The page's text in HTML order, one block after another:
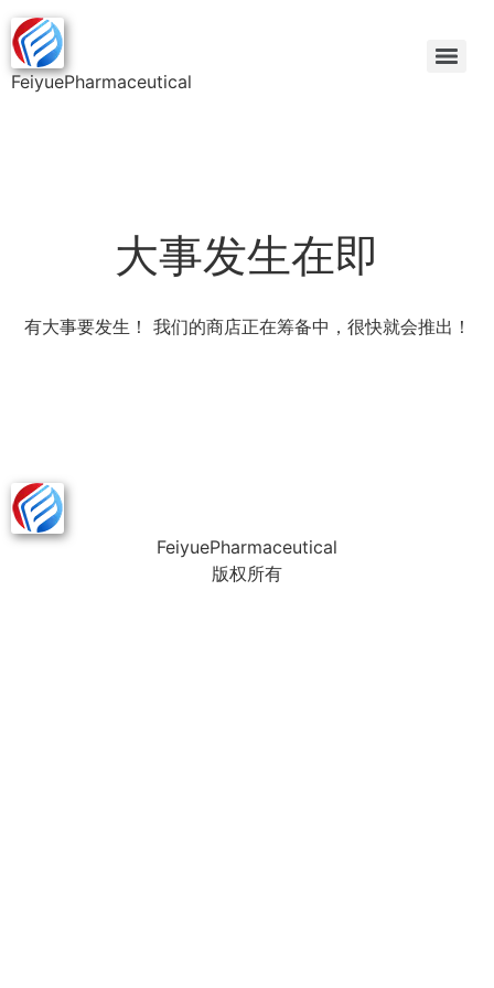
FeiyuePharmaceutical
大事发生在即
有大事要发生！ 我们的商店正在筹备中，很快就会推出！
FeiyuePharmaceutical
版权所有